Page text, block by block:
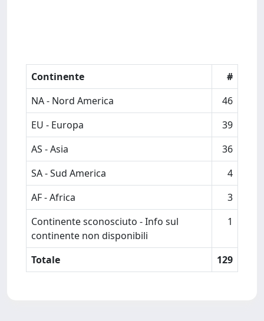
Continente
#
NA - Nord America
46
EU - Europa
39
AS - Asia
36
SA - Sud America
4
AF - Africa
3
Continente sconosciuto - Info sul
continente non disponibili
1
Totale 129